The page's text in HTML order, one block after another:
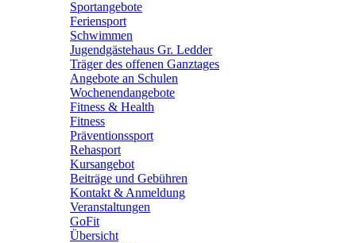
Sportangebote
Feriensport
Schwimmen
Jugendgästehaus Gr. Ledder
Träger des offenen Ganztages
Angebote an Schulen
Wochenendangebote
Fitness & Health
Fitness
Präventionssport
Rehasport
Kursangebot
Beiträge und Gebühren
Kontakt & Anmeldung
Veranstaltungen
GoFit
Übersicht